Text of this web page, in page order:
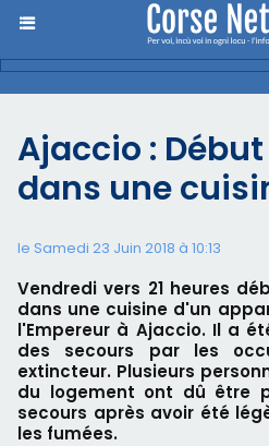
Ajaccio :
dans une
le Samedi 23 Juin 2018 à 10:13
Vendredi vers 21 heures
dans une cuisine d'un
l'Empereur à Ajaccio. Il a
des secours par les
extincteur. Plusieurs
du logement ont dû être
secours après avoir été
les fumées.